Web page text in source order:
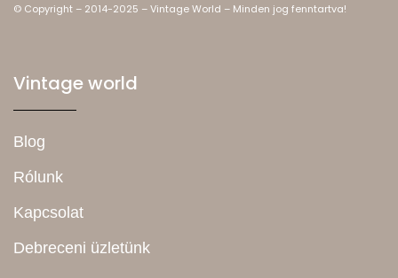
© Copyright – 2014-2025 – Vintage World – Minden jog fenntartva!
Vintage world
Blog
Rólunk
Kapcsolat
Debreceni üzletünk